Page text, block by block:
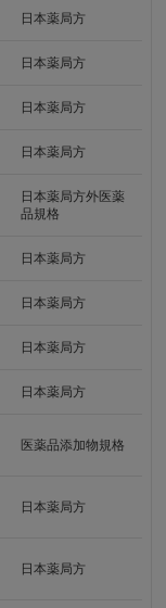
日本薬局方
日本薬局方
日本薬局方
日本薬局方
日本薬局方外医薬
品規格
日本薬局方
日本薬局方
日本薬局方
日本薬局方
医薬品添加物規格
日本薬局方
日本薬局方